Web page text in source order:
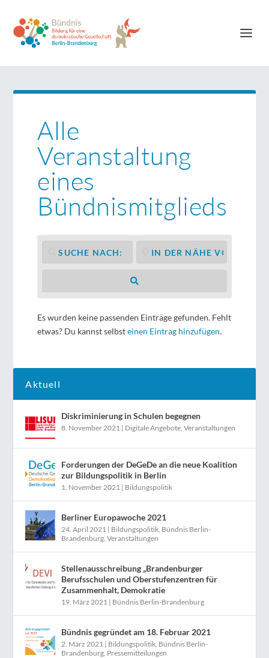
Alle
Veranstaltung
eines
Bündnismitglieds
Es wurden keine passenden Einträge gefunden. Fehlt
etwas? Du kannst selbsteinen Eintrag hinzufügen.
Aktuell
Diskriminierung in Schulen begegnen
8. November 2021 | Digitale Angebote ,Veranstaltungen
Forderungen der DeGeDe an die neue Koalition
zur Bildungspolitik in Berlin
1. November 2021 | Bildungspolitik
Berliner Europawoche 2021
24. April 2021 | Bildungspolitik Bündnis Berlin-
Brandenburg ,Veranstaltungen
Stellenausschreibung „Brandenburger
Berufsschulen und Oberstufenzentren für
Zusammenhalt, Demokratie
19. März 2021 | Bündnis Berlin-Brandenburg
Bündnis gegründet am 18. Februar 2021
2. März 2021 | Bildungspolitik Bündnis Berlin-
Brandenburg Pressemitteilungen